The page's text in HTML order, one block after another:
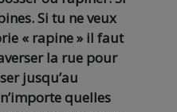
Si tu ne veux
« rapine » il faut
la rue pour
jusqu’au
quelles